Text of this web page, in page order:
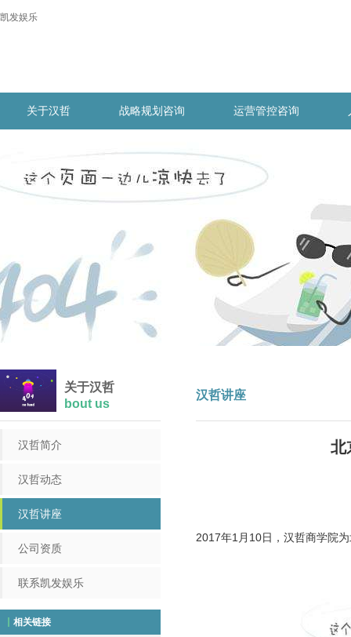
凯发娱乐
关于汉哲 战略规划咨询 运营管控咨询
关于汉哲
bout us
汉哲简介
汉哲动态
汉哲讲座
公司资质
联系凯发娱乐
相关链接
汉哲讲座
北
2017年1月10日，汉哲商学院